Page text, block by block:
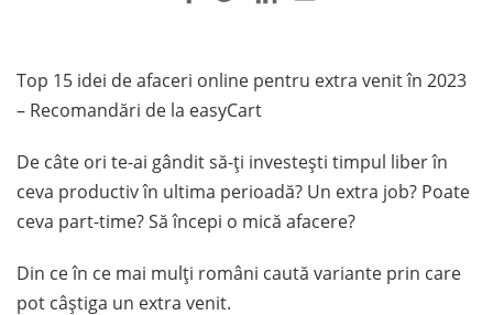
Top 15 idei de afaceri online pentru extra venit în 2023
– Recomandări de la easyCart
De câte ori te-ai gândit să-ți investești timpul liber în
ceva productiv în ultima perioadă? Un extra job? Poate
ceva part-time? Să începi o mică afacere?
Din ce în ce mai mulți români caută variante prin care
pot câștiga un extra venit.